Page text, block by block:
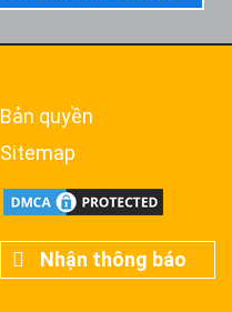
Bản quyền
Sitemap
Nhận thông báo